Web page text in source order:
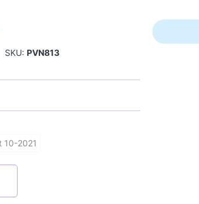
SKU: PVN813
10-2021